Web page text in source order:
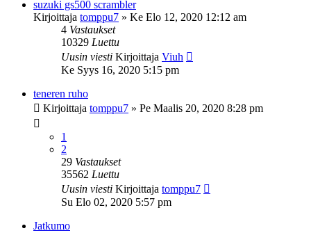
suzuki gs500 scrambler
Kirjoittaja tomppu7 » Ke Elo 12, 2020 12:12 am
4 Vastaukset
10329 Luettu
Uusin viesti Kirjoittaja Viuh
Ke Syys 16, 2020 5:15 pm
teneren ruho
Kirjoittaja tomppu7 » Pe Maalis 20, 2020 8:28 pm
1
2
29 Vastaukset
35562 Luettu
Uusin viesti Kirjoittaja tomppu7
Su Elo 02, 2020 5:57 pm
Jatkumo